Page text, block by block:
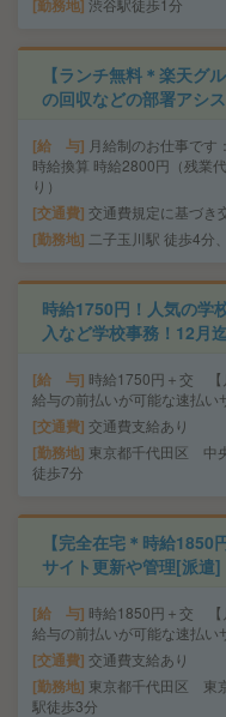
勤務地 渋谷駅徒歩1分
【ランチ無料＊楽天グ
の回収などの部署アシ
給 与 月給制のお仕事で
時給換算 時給2800円（残業
り）
交通費 交通費規定に基づき
勤務地 二子玉川駅 徒歩4分
時給1750円！人気の学
入など学校事務！12月
給 与 時給1750円＋交
給与の前払いが可能な速払い
交通費 交通費支給あり
勤務地 東京都千代田区 中
徒歩7分
【完全在宅＊時給
サイト更新や管理[派遣]
給 与 時給1850円＋交
給与の前払いが可能な速払い
交通費 交通費支給あり
勤務地 東京都千代田区 東
駅徒歩3分